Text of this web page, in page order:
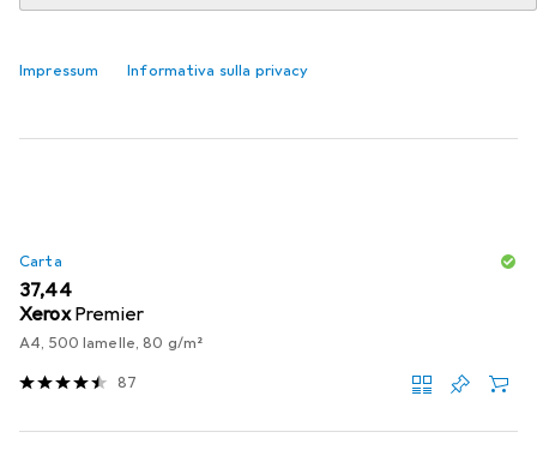
Impressum Informativa sulla privacy
Carta
EUR
37,44
Xerox Premier
A4, 500 lamelle, 80 g/m²
87